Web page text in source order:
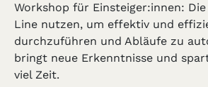
Workshop für Einsteiger:innen:
Line nutzen, um effektiv und
durchzuführen und Abläufe zu
bringt neue Erkenntnisse und
viel Zeit.